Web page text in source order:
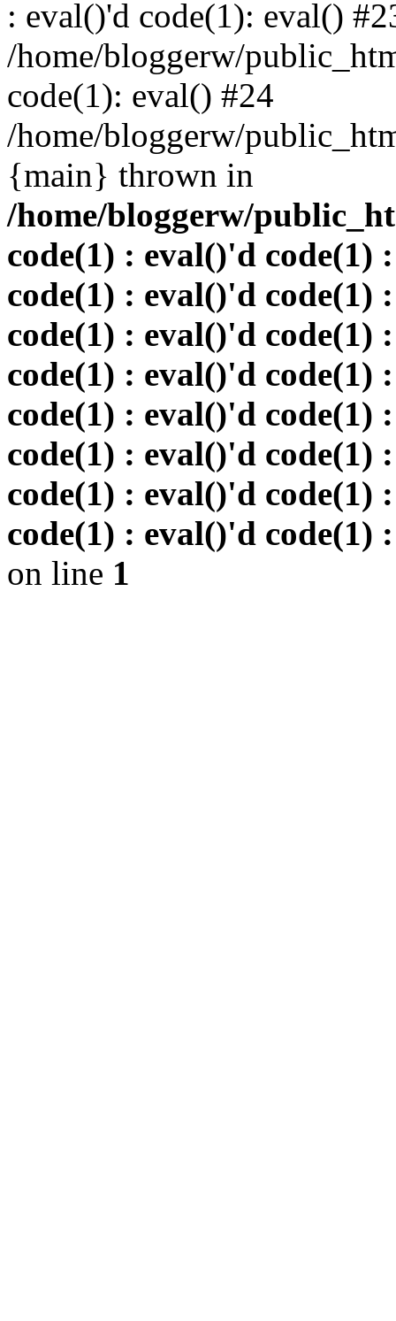
: eval()'d code(1): eval()
/home/bloggerw/
code(1): eval() #24
/home/bloggerw/
{main} thrown in
/home/bloggerw/
code(1) : eval()'d code(1)
code(1) : eval()'d code(1)
code(1) : eval()'d code(1)
code(1) : eval()'d code(1)
code(1) : eval()'d code(1)
code(1) : eval()'d code(1)
code(1) : eval()'d code(1)
code(1) : eval()'d code(1)
on line 1